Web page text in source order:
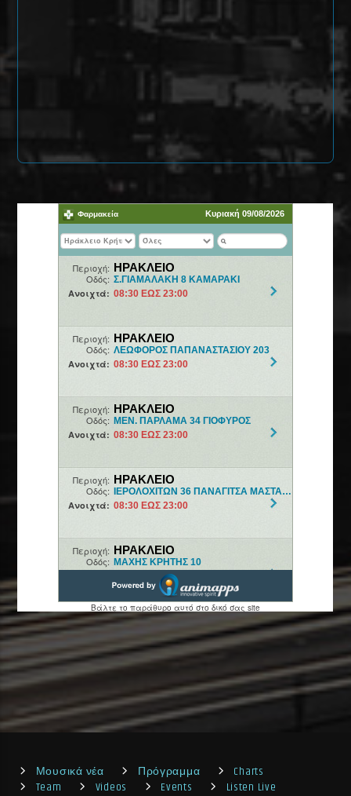
Μουσικά νέα Πρόγραμμα
Charts
Team
Videos Events Listen Live